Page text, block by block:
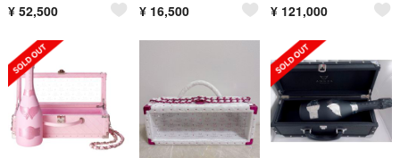
¥ 52,500 ¥ 16,500 ¥ 121,000